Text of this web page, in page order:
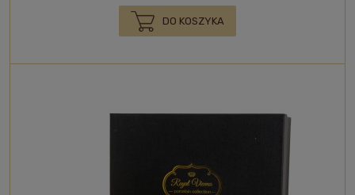
DO KOSZYKA